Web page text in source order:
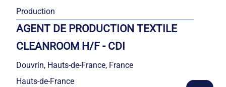
Production
AGENT DE PRODUCTION TEXTILE
CLEANROOM H/F - CDI
Douvrin, Hauts-de-France, France
Hauts-de-France